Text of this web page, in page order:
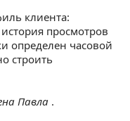
клиента:
просмотров
определен часовой
строить
Павла .